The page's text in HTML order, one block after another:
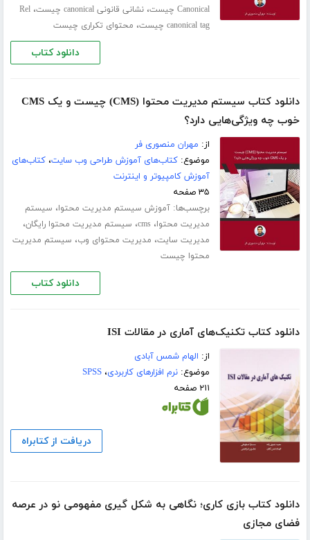
Canonical چیست ،نشانی قانونی canonical چیست ،Rel
canonical tag چیست
، محتوای تکراری چیست
دانلود کتاب
دانلود کتاب سیستم مدیریت محتوا (CMS) چیست و یک CMS
خوب چه ویژگی‌هایی دارد؟
از: مهران منصوری فر
موضوع:کتاب‌های آموزش طراحی وب سایت،کتاب‌های
آموزش کامپیوتر و اینترنت
۳۵ صفحه
برچسب‌ها:آموزش سیستم مدیریت محتوا، سیستم
مدیریت محتوا،cms، سیستم مدیریت محتوا رایگان،
مدیریت سایت، مدیریت محتوای وب، سیستم مدیریت
محتوا چیست
دانلود کتاب
دانلود کتاب تکنیک‌های آماری در مقالات ISI
از: الهام شمس آبادی
موضوع:نرم افزارهای کاربردی،SPSS
۲۱۱ صفحه
دریافت از کتابراه
دانلود کتاب بازی کاری؛ نگاهی به شکل گیری مفهومی نو در عرصه
فضای مجازی